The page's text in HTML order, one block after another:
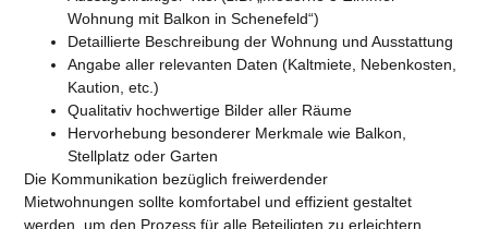
Wohnung mit Balkon in Schenefeld“)
Detaillierte Beschreibung der Wohnung und Ausstattung
Angabe aller relevanten Daten (Kaltmiete, Nebenkosten,
Kaution, etc.)
Qualitativ hochwertige Bilder aller Räume
Hervorhebung besonderer Merkmale wie Balkon,
Stellplatz oder Garten
Die Kommunikation bezüglich freiwerdender
Mietwohnungen sollte komfortabel und effizient gestaltet
werden, um den Prozess für alle Beteiligten zu erleichtern.